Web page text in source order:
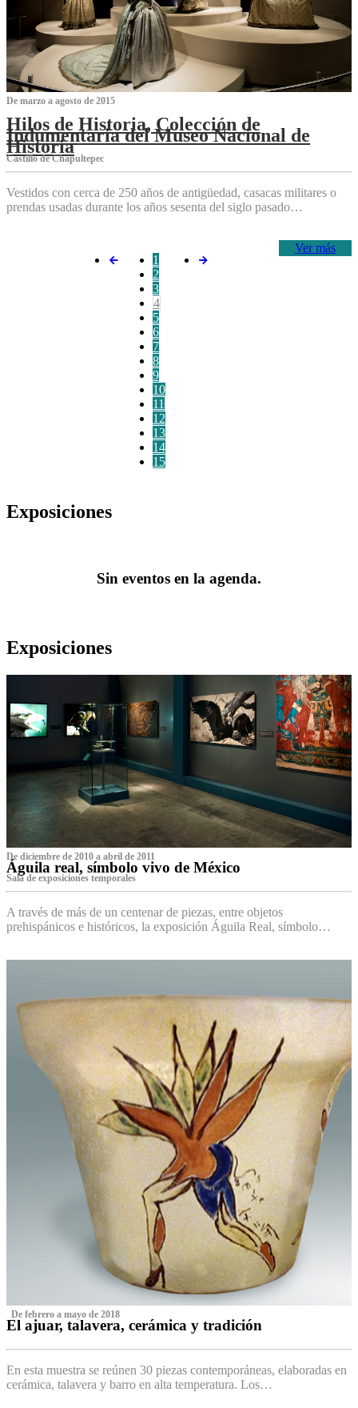
De marzo a agosto de 2015
Hilos de Historia, Colección de
Indumentaria del Museo Nacional de
Historia
Castillo de Chapultepec
Vestidos con cerca de 250 años de antigüedad, casacas militares o
prendas usadas durante los años sesenta del siglo pasado…
Ver más
1
2
3
4
5
6
7
8
9
10
11
12
13
14
15
Exposiciones
Sin eventos en la agenda.
Exposiciones
De diciembre de 2010 a abril de 2011
Águila real, símbolo vivo de México
Sala de exposiciones temporales
A través de más de un centenar de piezas, entre objetos
prehispánicos e históricos, la exposición Águila Real, símbolo…
‌ De febrero a mayo de 2018
El ajuar, talavera, cerámica y tradición
En esta muestra se reúnen 30 piezas contemporáneas, elaboradas en
cerámica, talavera y barro en alta temperatura. Los…